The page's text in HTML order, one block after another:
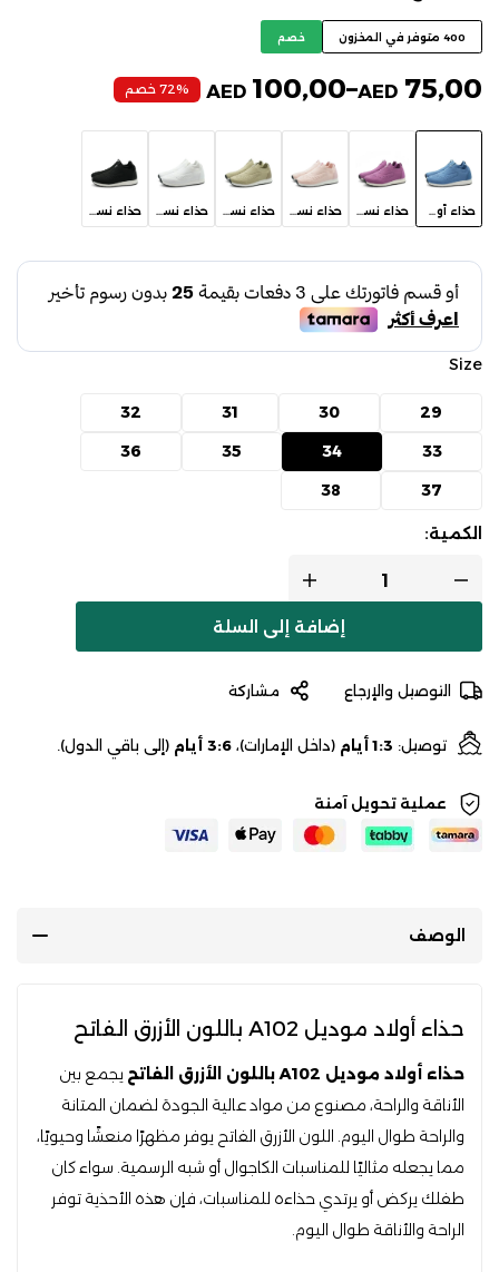
400 متوفر في المخزون خصم
AED 75,00
–
AED 100,00 72% خصم
حذاء أولاد موديل A102 باللون الأزرق الفاتح حذاء نسائي موديل A102 باللون البنفسجي الوردي حذاء نسائي موديل A102 باللون الوردي حذاء نسائي موديل A102 باللون الكاكي حذاء نسائي موديل A102 باللون الأبيض حذاء نسائي موديل A102 باللون الأسود
Size
29
30
31
32
33
34
35
36
37
38
الكمية:
إضافة إلى السلة
التوصيل والإرجاع مشاركة
توصيل: 1:3 أيام (داخل الإمارات)، 3:6 أيام (إلى باقي الدول).
عملية تحويل آمنة
الوصف
حذاء أولاد موديل A102 باللون الأزرق الفاتح
حذاء أولاد موديل A102 باللون الأزرق الفاتح
يجمع بين
الأناقة والراحة، مصنوع من مواد عالية الجودة لضمان المتانة
والراحة طوال اليوم. اللون الأزرق الفاتح يوفر مظهرًا منعشًا وحيويًا،
مما يجعله مثاليًا للمناسبات الكاجوال أو شبه الرسمية. سواء كان
طفلك يركض أو يرتدي حذاءه للمناسبات، فإن هذه الأحذية توفر
الراحة والأناقة طوال اليوم.